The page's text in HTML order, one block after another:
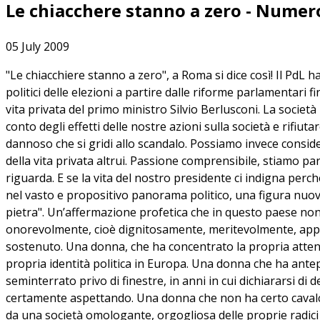
Le chiacchere stanno a zero -
05 July 2009
"Le chiacchiere stanno a zero", a Roma si dice così! Il
politici delle elezioni a partire dalle riforme parlamentari
vita privata del primo ministro Silvio Berlusconi. La
conto degli effetti delle nostre azioni sulla società e
dannoso che si gridi allo scandalo. Possiamo invece
della vita privata altrui. Passione comprensibile, stiamo
riguarda. E se la vita del nostro presidente ci indigna
nel vasto e propositivo panorama politico, una figura
pietra". Un’affermazione profetica che in questo paese
onorevolmente, cioè dignitosamente, meritevolmente,
sostenuto. Una donna, che ha concentrato la propria
propria identità politica in Europa. Una donna che ha
seminterrato privo di finestre, in anni in cui dichiararsi di
certamente aspettando. Una donna che non ha certo
da una società omologante, orgogliosa delle proprie